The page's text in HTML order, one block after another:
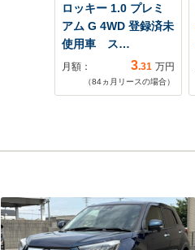
ロッキー 1.0 プレミ
アム G 4WD 登録済未
使用車 ス…
月額： 3.31 万円
（84ヵ月リースの場合）